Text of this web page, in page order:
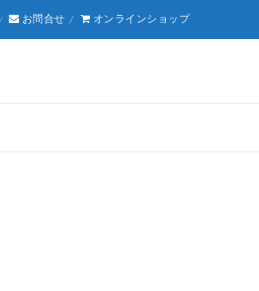
お問合せ オンラインショップ